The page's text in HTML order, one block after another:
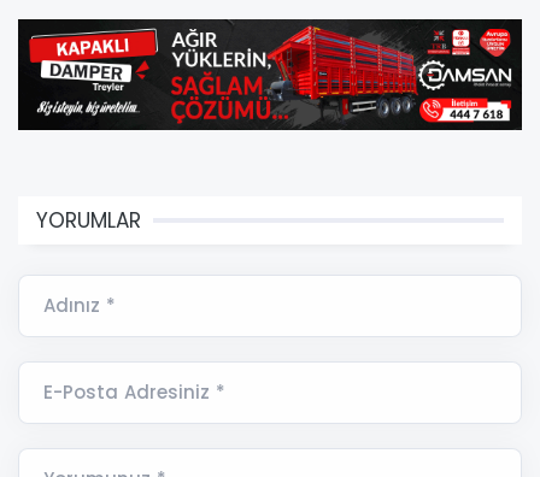
YORUMLAR
Adınız *
E-Posta Adresiniz *